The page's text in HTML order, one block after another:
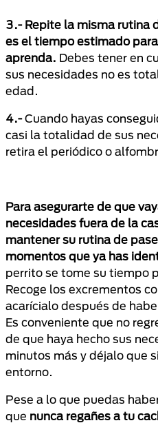
3.- Repite la misma rutina
es el tiempo estimado
aprenda. Debes tener en
sus necesidades no es
edad.
4.-Cuando hayas
casi la totalidad de sus
retira el periódico o
Para asegurarte de que
necesidades fuera de la
mantener su rutina de
momentos que ya has
perrito se tome su tiempo
Recoge los excrementos
acarícialo después de
Es conveniente que no
de que haya hecho sus
minutos más y déjalo que
entorno.
Pese a lo que puedas
que nunca regañes a tu